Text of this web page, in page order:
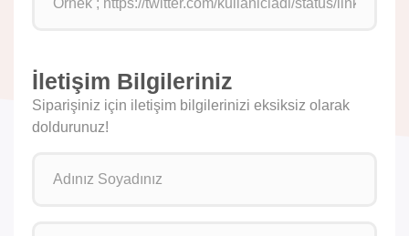
İletişim Bilgileriniz
Siparişiniz için iletişim bilgilerinizi eksiksiz olarak
doldurunuz!